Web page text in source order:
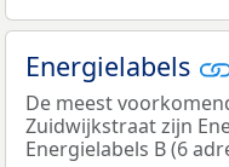
Energielabels
De meest
Zuidwijkstraat zijn
Energielabels B (6